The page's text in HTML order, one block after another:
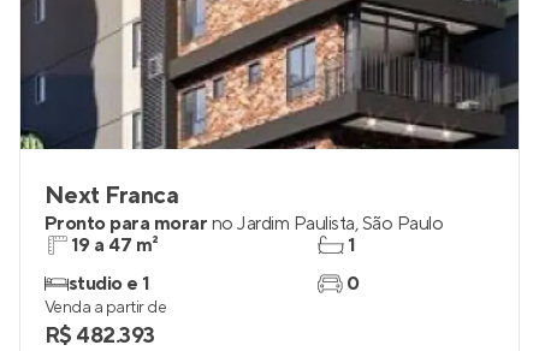
Next Franca
Pronto para morar no Jardim Paulista,São Paulo
19 a 47 m²
studio e 1
1
0
Venda a partir de
R$ 482.393